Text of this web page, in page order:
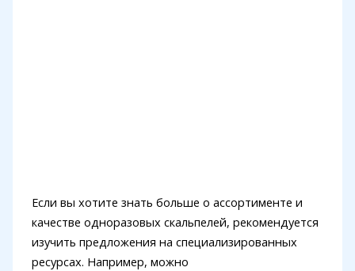
Если вы хотите знать больше о ассортименте и
качестве одноразовых скальпелей, рекомендуется
изучить предложения на специализированных
ресурсах. Например, можно